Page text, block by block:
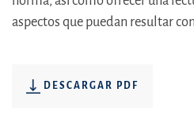
aspectos que puedan resultar
DESCARGAR PDF